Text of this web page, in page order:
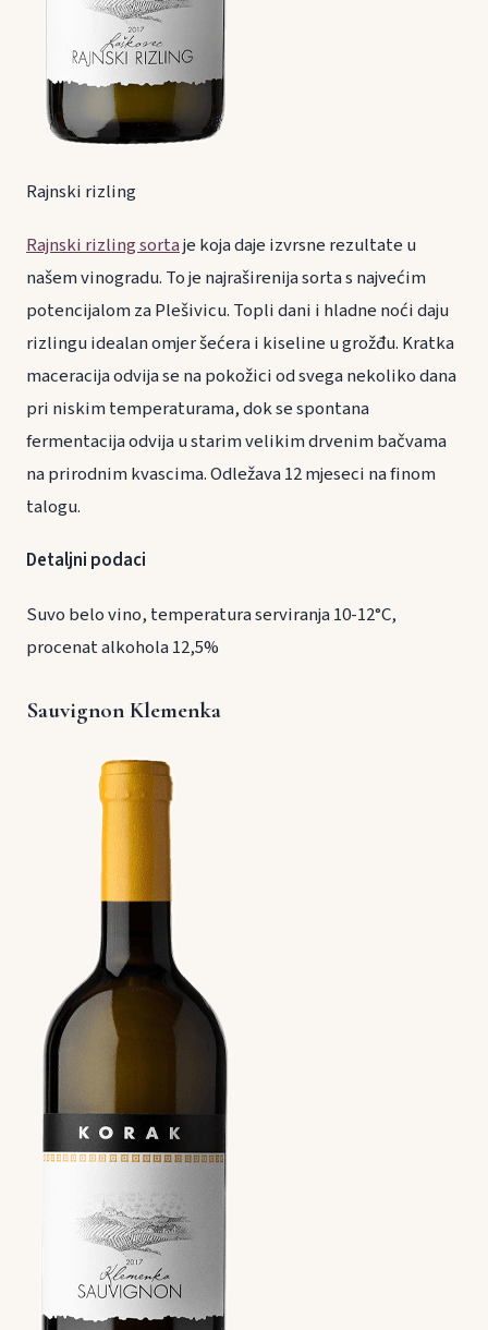
Rajnski rizling
Rajnski rizling sortaje koja daje izvrsne rezultate u
našem vinogradu. To je najraširenija sorta s najvećim
potencijalom za Plešivicu. Topli dani i hladne noći daju
rizlingu idealan omjer šećera i kiseline u grožđu. Kratka
maceracija odvija se na pokožici od svega nekoliko dana
pri niskim temperaturama, dok se spontana
fermentacija odvija u starim velikim drvenim bačvama
na prirodnim kvascima. Odležava 12 mjeseci na finom
talogu.
Detaljni podaci
Suvo belo vino, temperatura serviranja 10-12°C,
procenat alkohola 12,5%
Sauvignon Klemenka